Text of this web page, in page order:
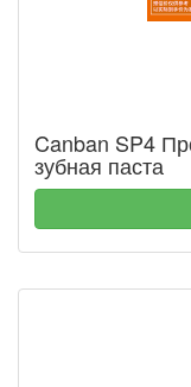
Canban SP4
зубная паста